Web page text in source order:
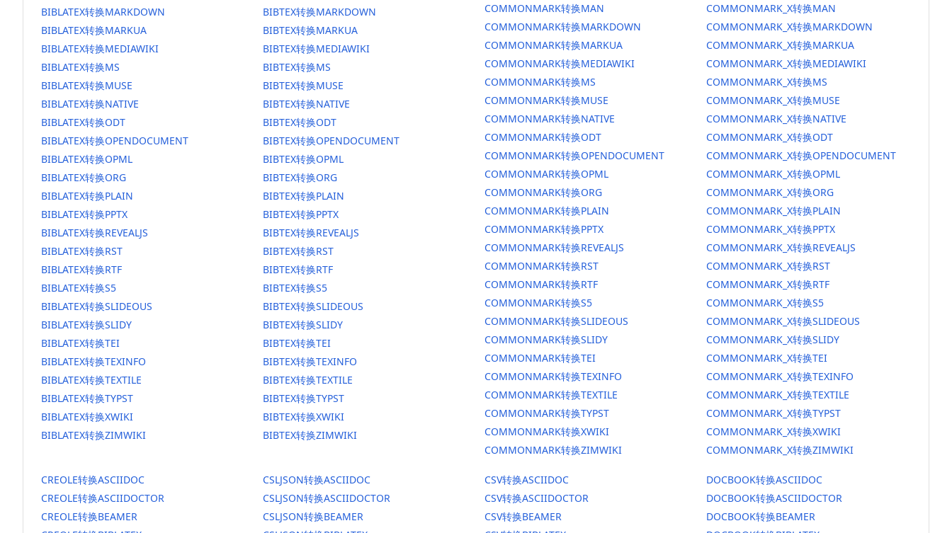
BIBLATEX转换MARKDOWN
BIBLATEX转换MARKUA
BIBLATEX转换MEDIAWIKI
BIBLATEX转换MS
BIBLATEX转换MUSE
BIBLATEX转换NATIVE
BIBLATEX转换ODT
BIBLATEX转换OPENDOCUMENT
BIBLATEX转换OPML
BIBLATEX转换ORG
BIBLATEX转换PLAIN
BIBLATEX转换PPTX
BIBLATEX转换REVEALJS
BIBLATEX转换RST
BIBLATEX转换RTF
BIBLATEX转换S5
BIBLATEX转换SLIDEOUS
BIBLATEX转换SLIDY
BIBLATEX转换TEI
BIBLATEX转换TEXINFO
BIBLATEX转换TEXTILE
BIBLATEX转换TYPST
BIBLATEX转换XWIKI
BIBLATEX转换ZIMWIKI
BIBTEX转换MARKDOWN
BIBTEX转换MARKUA
BIBTEX转换MEDIAWIKI
BIBTEX转换MS
BIBTEX转换MUSE
BIBTEX转换NATIVE
BIBTEX转换ODT
BIBTEX转换OPENDOCUMENT
BIBTEX转换OPML
BIBTEX转换ORG
BIBTEX转换PLAIN
BIBTEX转换PPTX
BIBTEX转换REVEALJS
BIBTEX转换RST
BIBTEX转换RTF
BIBTEX转换S5
BIBTEX转换SLIDEOUS
BIBTEX转换SLIDY
BIBTEX转换TEI
BIBTEX转换TEXINFO
BIBTEX转换TEXTILE
BIBTEX转换TYPST
BIBTEX转换XWIKI
BIBTEX转换ZIMWIKI
COMMONMARK转换MAN
COMMONMARK转换MARKDOWN
COMMONMARK转换MARKUA
COMMONMARK转换MEDIAWIKI
COMMONMARK转换MS
COMMONMARK转换MUSE
COMMONMARK转换NATIVE
COMMONMARK转换ODT
COMMONMARK转换OPENDOCUMENT
COMMONMARK转换OPML
COMMONMARK转换ORG
COMMONMARK转换PLAIN
COMMONMARK转换PPTX
COMMONMARK转换REVEALJS
COMMONMARK转换RST
COMMONMARK转换RTF
COMMONMARK转换S5
COMMONMARK转换SLIDEOUS
COMMONMARK转换SLIDY
COMMONMARK转换TEI
COMMONMARK转换TEXINFO
COMMONMARK转换TEXTILE
COMMONMARK转换TYPST
COMMONMARK转换XWIKI
COMMONMARK转换ZIMWIKI
COMMONMARK_X转换MAN
COMMONMARK_X转换MARKDOWN
COMMONMARK_X转换MARKUA
COMMONMARK_X转换MEDIAWIKI
COMMONMARK_X转换MS
COMMONMARK_X转换MUSE
COMMONMARK_X转换NATIVE
COMMONMARK_X转换ODT
COMMONMARK_X转换OPENDOCUMENT
COMMONMARK_X转换OPML
COMMONMARK_X转换ORG
COMMONMARK_X转换PLAIN
COMMONMARK_X转换PPTX
COMMONMARK_X转换REVEALJS
COMMONMARK_X转换RST
COMMONMARK_X转换RTF
COMMONMARK_X转换S5
COMMONMARK_X转换SLIDEOUS
COMMONMARK_X转换SLIDY
COMMONMARK_X转换TEI
COMMONMARK_X转换TEXINFO
COMMONMARK_X转换TEXTILE
COMMONMARK_X转换TYPST
COMMONMARK_X转换XWIKI
COMMONMARK_X转换ZIMWIKI
CREOLE转换ASCIIDOC
CREOLE转换ASCIIDOCTOR
CREOLE转换BEAMER
CSLJSON转换ASCIIDOC
CSLJSON转换ASCIIDOCTOR
CSLJSON转换BEAMER
CSV转换ASCIIDOC
CSV转换ASCIIDOCTOR
CSV转换BEAMER
DOCBOOK转换ASCIIDOC
DOCBOOK转换ASCIIDOCTOR
DOCBOOK转换BEAMER